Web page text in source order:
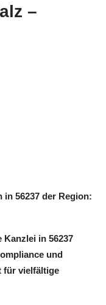
–
in 56237 der Region:
in 56237
und
für vielfältige